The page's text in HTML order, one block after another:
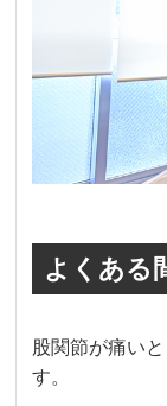
よくある
股関節が痛い
す。